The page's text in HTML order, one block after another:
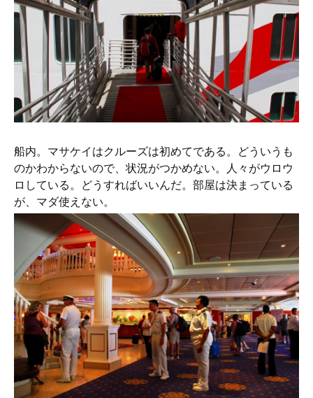
船内。マサケイはクルーズは初めてである。どういうも
のかわからないので、状況がつかめない。人々がウロウ
ロしている。どうすればいいんだ。部屋は決まっている
が、マダ使えない。